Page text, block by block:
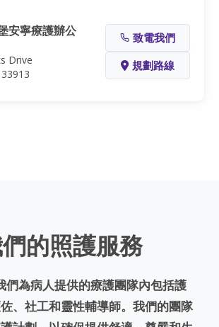
安寧療護辦公
Drive
致電我們
規劃路線
的照護服務
們為病人提供的療護團隊內包括護
、社工和靈性輔導師。我們的團隊